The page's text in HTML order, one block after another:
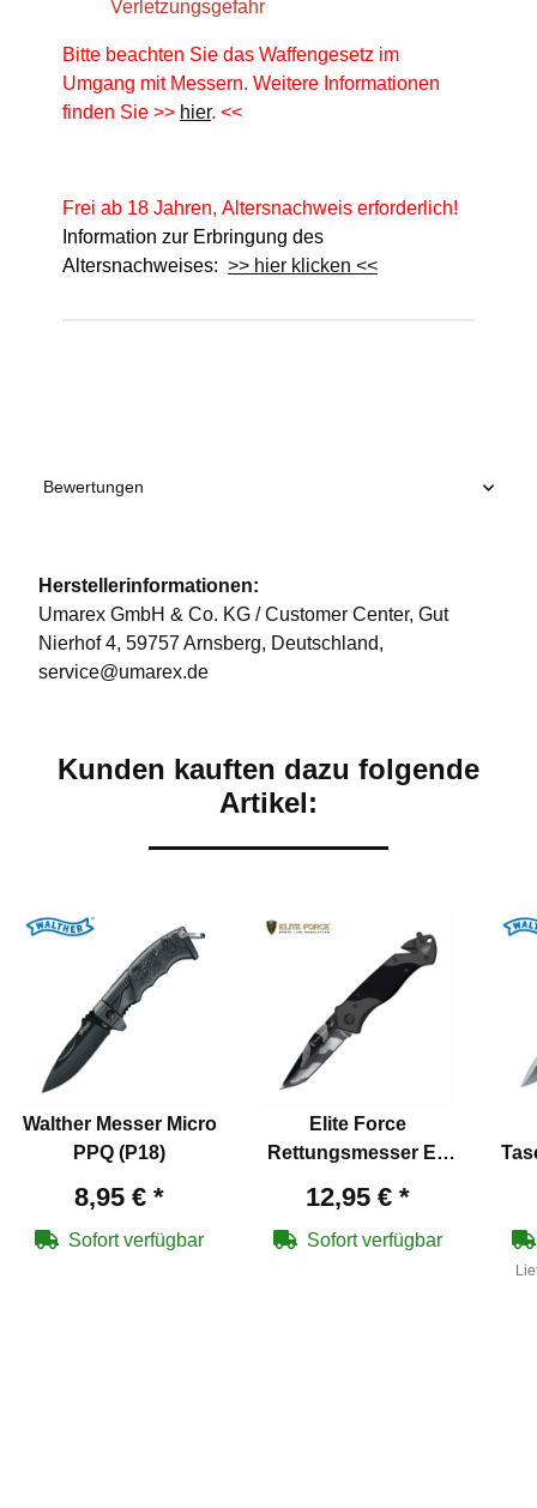
Verletzungsgefahr
Bitte beachten Sie das Waffengesetz im
Umgang mit Messern. Weitere Informationen
finden Sie >> hier. <<
Frei ab 18 Jahren, Altersnachweis erforderlich!
Information zur Erbringung des
Altersnachweises: >> hier klicken <<
Bewertungen
Herstellerinformationen:
Umarex GmbH & Co. KG / Customer Center, Gut
Nierhof 4, 59757 Arnsberg, Deutschland,
service@umarex.de
Kunden kauften dazu folgende
Artikel:
Walther Messer Micro
PPQ (P18)
8,95 € *
Sofort verfügbar
Elite Force
Rettungsmesser EF
und Glasbrecher
(P18)
12,95 € *
Sofort verfügbar